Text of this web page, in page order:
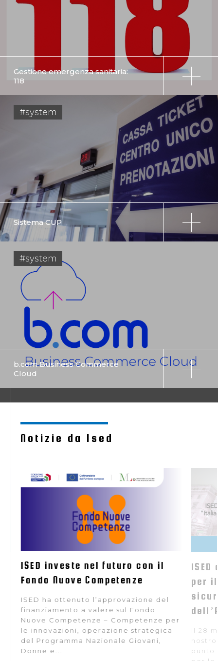
Gestione emergenza sanitaria:
118
#system
Sistema CUP
#system
b.com Business Commerce
Cloud
Notizie da Ised
ISED investe nel futuro con il
Fondo Nuove Competenze
ISED ha ottenuto l’approvazione del
finanziamento a valere sul Fondo
Nuove Competenze – Competenze per
le innovazioni, operazione strategica
del Programma Nazionale Giovani,
Donne e...
per
Il 28
punto